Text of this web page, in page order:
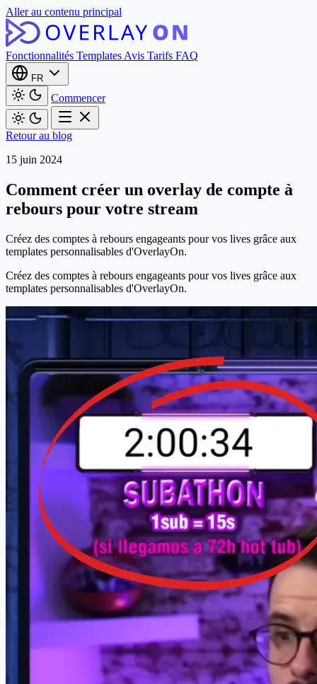
Aller au contenu principal
Fonctionnalités Templates Avis Tarifs FAQ
FR
Commencer
Retour au blog
15 juin 2024
Comment créer un overlay de compte à
rebours pour votre stream
Créez des comptes à rebours engageants pour vos lives grâce aux
templates personnalisables d'OverlayOn.
Créez des comptes à rebours engageants pour vos lives grâce aux
templates personnalisables d'OverlayOn.